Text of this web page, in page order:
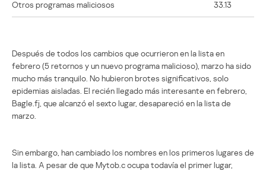
Otros programas maliciosos 33.13
Después de todos los cambios que ocurrieron en la lista en
febrero (5 retornos y un nuevo programa malicioso), marzo ha sido
mucho más tranquilo. No hubieron brotes significativos, solo
epidemias aisladas. El recién llegado más interesante en febrero,
Bagle.fj, que alcanzó el sexto lugar, desapareció en la lista de
marzo.
Sin embargo, han cambiado los nombres en los primeros lugares de
la lista. A pesar de que Mytob.c ocupa todavía el primer lugar,